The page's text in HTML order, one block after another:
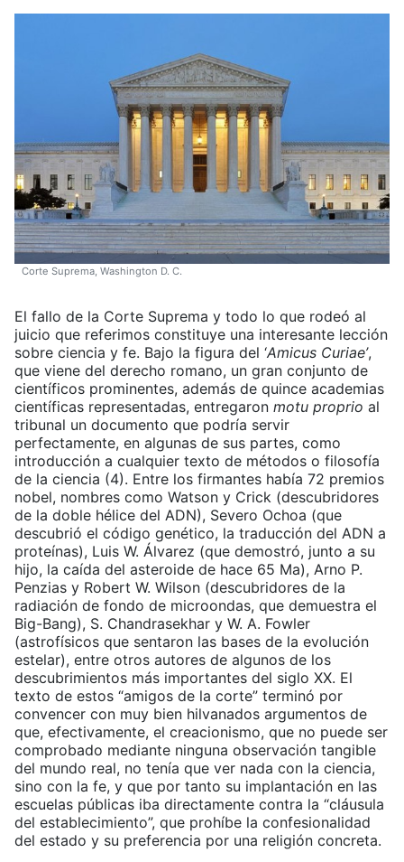
Corte Suprema, Washington D. C.
El fallo de la Corte Suprema y todo lo que rodeó al
juicio que referimos constituye una interesante lección
sobre ciencia y fe. Bajo la figura del ‘Amicus Curiae’,
que viene del derecho romano, un gran conjunto de
científicos prominentes, además de quince academias
científicas representadas, entregaron motu proprio al
tribunal un documento que podría servir
perfectamente, en algunas de sus partes, como
introducción a cualquier texto de métodos o filosofía
de la ciencia (4). Entre los firmantes había 72 premios
nobel, nombres como Watson y Crick (descubridores
de la doble hélice del ADN), Severo Ochoa (que
descubrió el código genético, la traducción del ADN a
proteínas), Luis W. Álvarez (que demostró, junto a su
hijo, la caída del asteroide de hace 65 Ma), Arno P.
Penzias y Robert W. Wilson (descubridores de la
radiación de fondo de microondas, que demuestra el
Big-Bang), S. Chandrasekhar y W. A. Fowler
(astrofísicos que sentaron las bases de la evolución
estelar), entre otros autores de algunos de los
descubrimientos más importantes del siglo XX. El
texto de estos “amigos de la corte” terminó por
convencer con muy bien hilvanados argumentos de
que, efectivamente, el creacionismo, que no puede ser
comprobado mediante ninguna observación tangible
del mundo real, no tenía que ver nada con la ciencia,
sino con la fe, y que por tanto su implantación en las
escuelas públicas iba directamente contra la “cláusula
del establecimiento”, que prohíbe la confesionalidad
del estado y su preferencia por una religión concreta.